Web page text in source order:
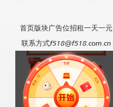
首页版块广告位招租一天一元
联系方式f518@f518.com.cn